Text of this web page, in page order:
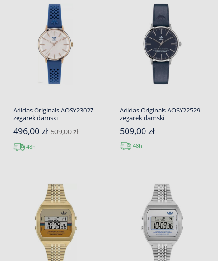
Adidas Originals AOSY23027 -
zegarek damski
496,00 zł 509,00 zł
48h
Adidas Originals AOSY22529 -
zegarek damski
509,00 zł
48h